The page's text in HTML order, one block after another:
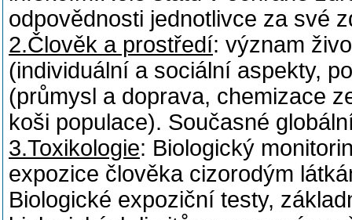
odpovědnosti jednotlivce za své
2.Člověk a prostředí: význam
(individuální a sociální aspekty,
(průmysl a doprava, chemizace
koši populace). Současné
3.Toxikologie: Biologický
expozice člověka cizorodým
Biologické expoziční testy,